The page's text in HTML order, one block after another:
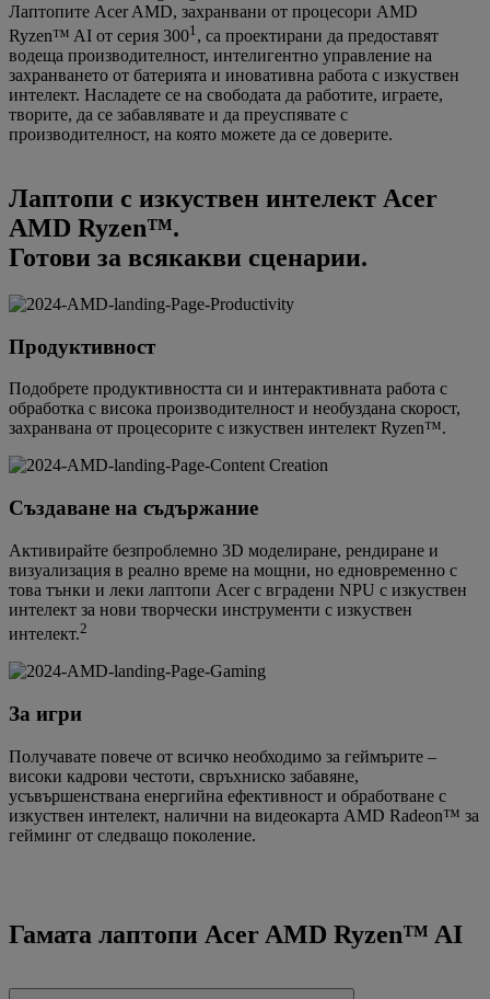
Лаптопите Acer AMD, захранвани от процесори AMD
Ryzen™ AI от серия 3001 , са проектирани да предоставят
водеща производителност, интелигентно управление на
захранването от батерията и иновативна работа с изкуствен
интелект. Насладете се на свободата да работите, играете,
творите, да се забавлявате и да преуспявате с
производителност, на която можете да се доверите.
Лаптопи с изкуствен интелект Acer
AMD Ryzen™.
Готови за всякакви сценарии.
Продуктивност
Подобрете продуктивността си и интерактивната работа с
обработка с висока производителност и необуздана скорост,
захранвана от процесорите с изкуствен интелект Ryzen™.
Създаване на съдържание
Активирайте безпроблемно 3D моделиране, рендиране и
визуализация в реално време на мощни, но едновременно с
това тънки и леки лаптопи Acer с вградени NPU с изкуствен
интелект за нови творчески инструменти с изкуствен
интелект.2
За игри
Получавате повече от всичко необходимо за геймърите –
високи кадрови честоти, свръхниско забавяне,
усъвършенствана енергийна ефективност и обработване с
изкуствен интелект, налични на видеокарта AMD Radeon™ за
гейминг от следващо поколение.
Гамата лаптопи Acer AMD Ryzen™ AI